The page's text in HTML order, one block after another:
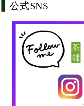
公式SNS